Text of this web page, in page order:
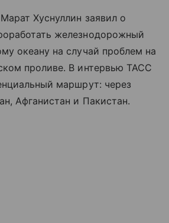
Хуснуллин заявил о
железнодорожный
океану на случай проблем на
проливе. В интервью ТАСС
маршрут: через
Афганистан и Пакистан.